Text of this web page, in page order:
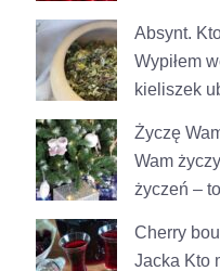
Absynt.
Wypiłem
kieliszek
Życzę
Wam
życzeń –
Cherry
Jacka Kto